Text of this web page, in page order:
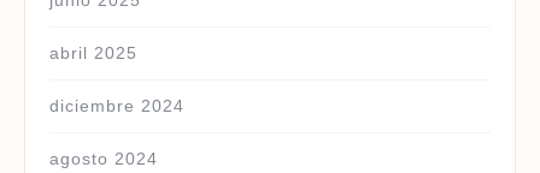
abril 2025
diciembre 2024
agosto 2024